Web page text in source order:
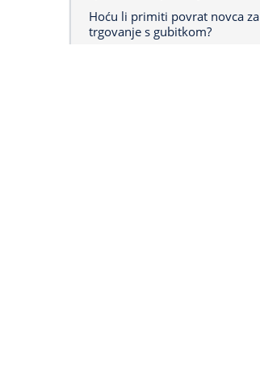
Hoću li primiti povrat novca za
trgovanje s gubitkom?